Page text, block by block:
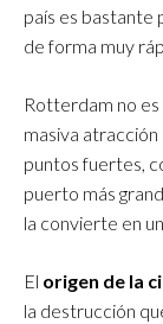
país es bastante
de forma muy
Rotterdam no
masiva
puntos fuertes,
puerto más
la convierte en
El origen de la
la destrucción